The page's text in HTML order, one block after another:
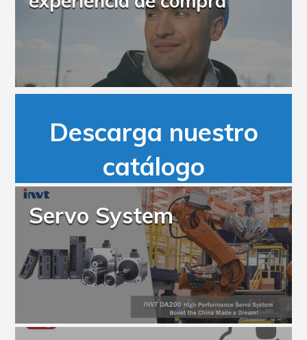
Descarga nuestro
catálogo
Servo System